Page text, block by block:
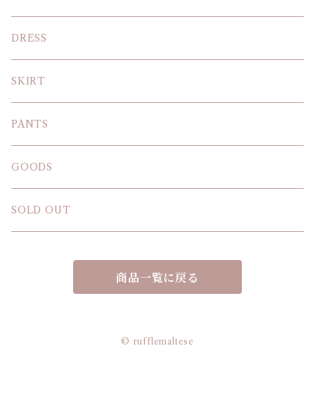
KNIT
BLOUSE
T-SHIRT
SWEAT SHIRT
DRESS
SKIRT
PANTS
GOODS
SOLD OUT
商品一覧に戻る
© rufflemaltese